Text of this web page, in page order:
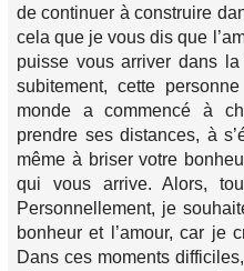
de continuer à construire
cela que je vous dis que
puisse vous arriver dans
subitement, cette
monde a commencé à
prendre ses distances, à
même à briser votre
qui vous arrive. Alors,
Personnellement, je
bonheur et l’amour, car je
Dans ces moments